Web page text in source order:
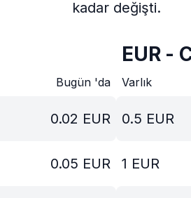
kadar değişti.
Bugün 'da
0.02 EUR
0.05 EUR
EUR -
Varlık
0.5 EUR
1 EUR